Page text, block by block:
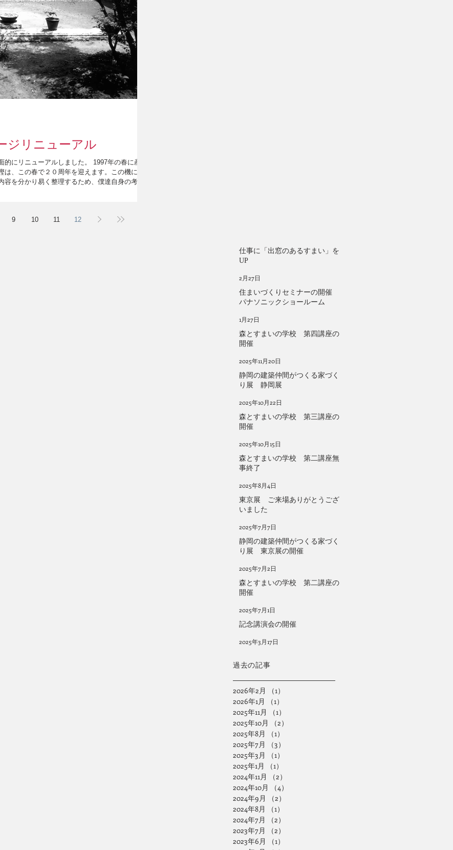
ジリニューアル
的にリニューアルしました。 1997年の春に産声
は、この春で２０周年を迎えます。この機に、
容を分かり易く整理するため、僕達自身の考え
9 10 11 12
仕事に「出窓のあるすまい」を
UP
2月27日
住まいづくりセミナーの開催
パナソニックショールーム
1月27日
森とすまいの学校 第四講座の
開催
2025年11月20日
静岡の建築仲間がつくる家づく
り展 静岡展
2025年10月22日
森とすまいの学校 第三講座の
開催
2025年10月15日
森とすまいの学校 第二講座無
事終了
2025年8月4日
東京展 ご来場ありがとうござ
いました
2025年7月7日
静岡の建築仲間がつくる家づく
り展 東京展の開催
2025年7月2日
森とすまいの学校 第二講座の
開催
2025年7月1日
記念講演会の開催
2025年3月17日
​過去の記事
2026年2月 （1）
2026年1月
（1）
2025年11月
（1）
2025年10月
（2）
2025年8月
（1）
2025年7月
（3）
2025年3月
（1）
2025年1月
（1）
2024年11月
（2）
2024年10月
（4）
2024年9月
（2）
2024年8月
（1）
2024年7月
（2）
2023年7月
（2）
2023年6月
（1）